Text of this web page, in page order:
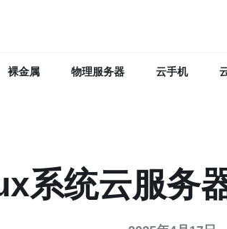
裸金属 物理服务器 云手机
系统云服务